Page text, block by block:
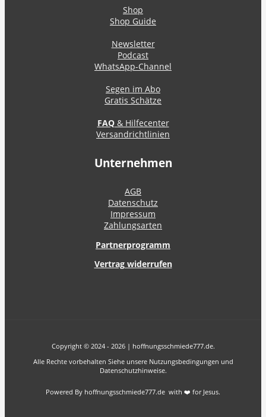
Shop
Shop Guide
Newsletter
Podcast
WhatsApp-Channel
Segen im Abo
Gratis Schätze
FAQ& Hilfecenter
Versandrichtlinien
Unternehmen
AGB
Datenschutz
Impressum
Zahlungsarten
Partnerprogramm
Vertrag widerrufen
Copyright © 2024 - 2026 | hoffnungsschmiede777.de.
Alle Rechte vorbehalten Siehe unsere Nutzungsbedingungen und
Datenschutzhinweise.
Powered By hoffnungsschmiede777.de with ❤️ for Jesus.